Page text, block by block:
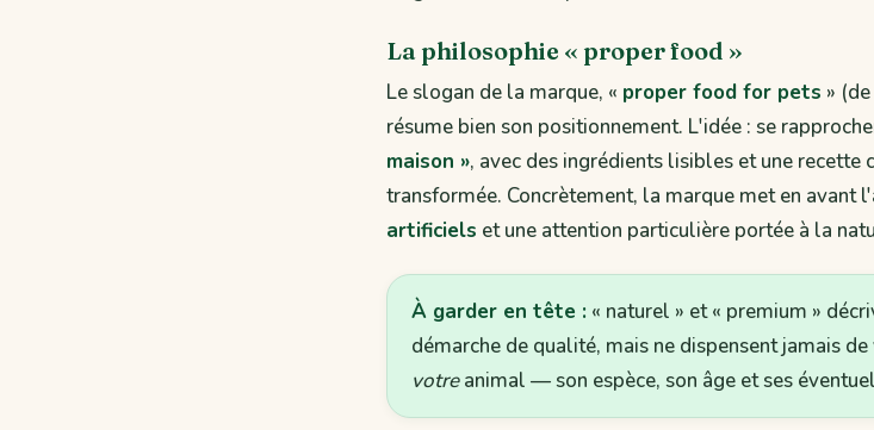
La philosophie « proper food »
Le slogan de la marque, « proper food for pets »
résume bien son positionnement. L'idée : se
maison », avec des ingrédients lisibles et une
transformée. Concrètement, la marque met en avant
artificiels et une attention particulière portée à la
À garder en tête : « naturel » et « premium »
démarche de qualité, mais ne dispensent jamais
votreanimal — son espèce, son âge et ses